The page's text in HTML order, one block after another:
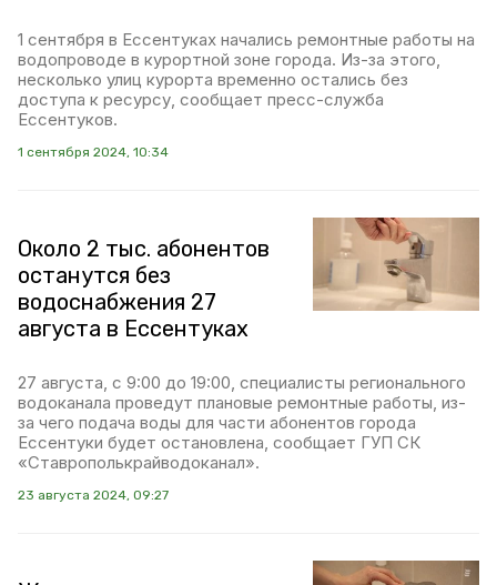
1 сентября в Ессентуках начались ремонтные работы на
водопроводе в курортной зоне города. Из-за этого,
несколько улиц курорта временно остались без
доступа к ресурсу, сообщает пресс-служба
Ессентуков.
1 сентября 2024, 10:34
Около 2 тыс. абонентов
останутся без
водоснабжения 27
августа в Ессентуках
27 августа, с 9:00 до 19:00, специалисты регионального
водоканала проведут плановые ремонтные работы, из-
за чего подача воды для части абонентов города
Ессентуки будет остановлена, сообщает ГУП СК
«Ставрополькрайводоканал».
23 августа 2024, 09:27